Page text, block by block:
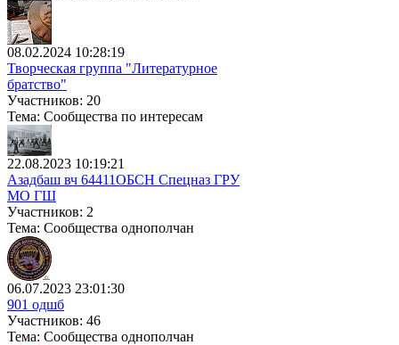
08.02.2024 10:28:19
Творческая группа "Литературное
братство"
Участников: 20
Тема: Сообщества по интересам
22.08.2023 10:19:21
Азадбаш вч 64411ОБСН Спецназ ГРУ
МО ГШ
Участников: 2
Тема: Сообщества однополчан
06.07.2023 23:01:30
901 одшб
Участников: 46
Тема: Сообщества однополчан